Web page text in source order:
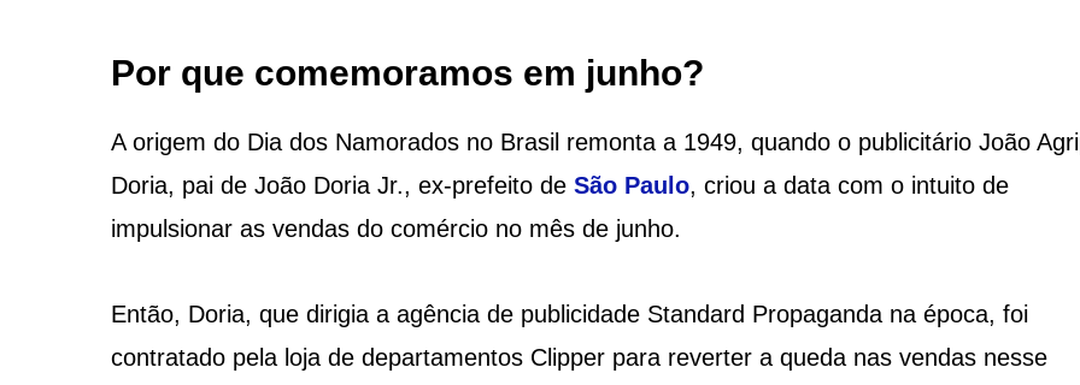
Por que comemoramos em junho?
A origem do Dia dos Namorados no Brasil remonta a 1949, quando o publicitário João
Doria, pai de João Doria Jr., ex-prefeito de São Paulo, criou a data com o intuito de
impulsionar as vendas do comércio no mês de junho.
Então, Doria, que dirigia a agência de publicidade Standard Propaganda na época, foi
contratado pela loja de departamentos Clipper para reverter a queda nas vendas nesse